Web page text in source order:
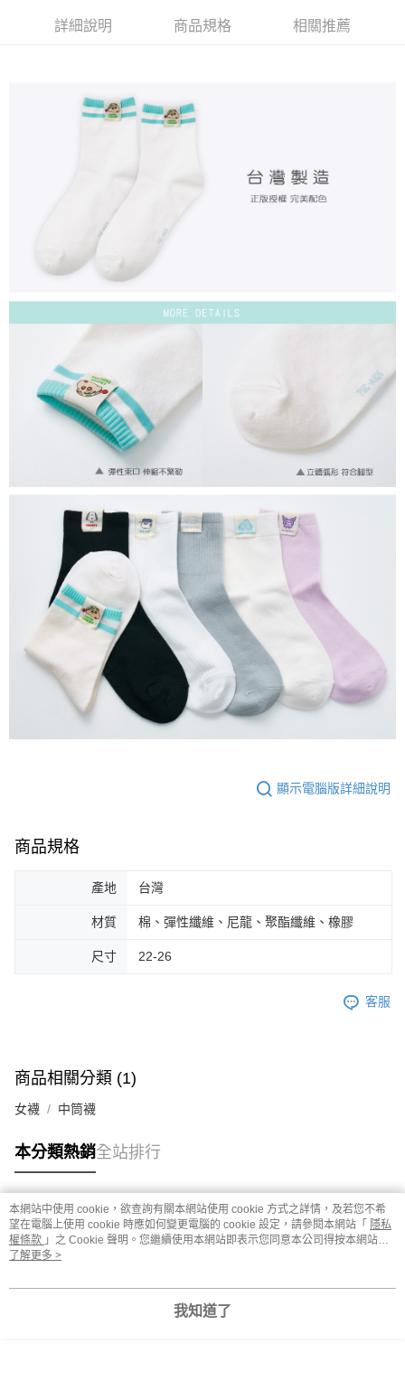
每筆NT$80，滿NT$899(含以上)免運費
7-11取貨付款
每筆NT$85，滿NT$859(含以上)免運費
詳細說明 商品規格 相關推薦
顯示電腦版詳細說明
商品規格
產地 台灣
材質 棉、彈性纖維、尼龍、聚酯纖維、橡膠
尺寸 22-26
客服
商品相關分類 (1)
女襪 中筒襪
本分類熱銷全站排行
熱門標籤
本網站中使用 cookie，欲查詢有關本網站使用 cookie 方式之詳情，及若您不希
望在電腦上使用 cookie 時應如何變更電腦的 cookie 設定，請參閱本網站「 隱私
權條款 」之 Cookie 聲明。您繼續使用本網站即表示您同意本公司得按本網站使
用條款之 Cookie 聲明使用 cookie。
了解更多 >
我知道了